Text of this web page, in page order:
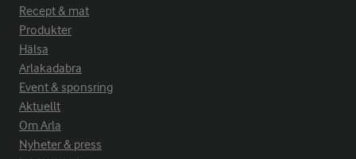
Recept & mat
Produkter
Hälsa
Arlakadabra
Event & sponsring
Aktuellt
Om Arla
Nyheter & press